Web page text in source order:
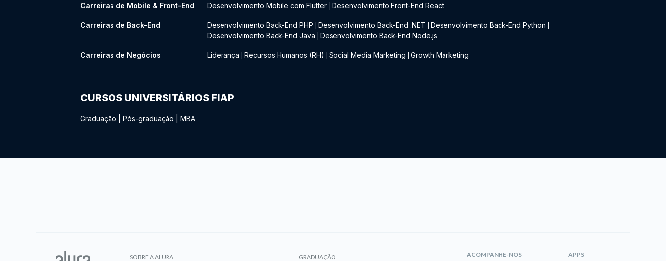
Carreiras de Mobile & Front-End Desenvolvimento Mobile com Flutter Desenvolvimento Front-End React
Carreiras de Back-End Desenvolvimento Back-End PHP Desenvolvimento Back-End .NET Desenvolvimento Back-End Python
Desenvolvimento Back-End Java Desenvolvimento Back-End Node.js
Carreiras de Negócios Liderança Recursos Humanos (RH) Social Media Marketing Growth Marketing
CURSOS UNIVERSITÁRIOS FIAP
Graduação Pós-graduação MBA
SOBRE A ALURA GRADUAÇÃO ACOMPANHE-NOS APPS